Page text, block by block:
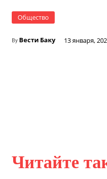
Общество
By Вести Баку 13 января,
Читайте